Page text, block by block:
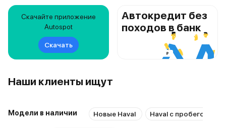
Скачайте приложение
Autospot
Скачать
Автокредит без
походов в банк
Наши клиенты ищут
Модели в наличии Новые Haval Haval с пробегом